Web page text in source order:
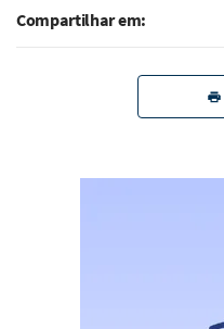
Compartilhar em: